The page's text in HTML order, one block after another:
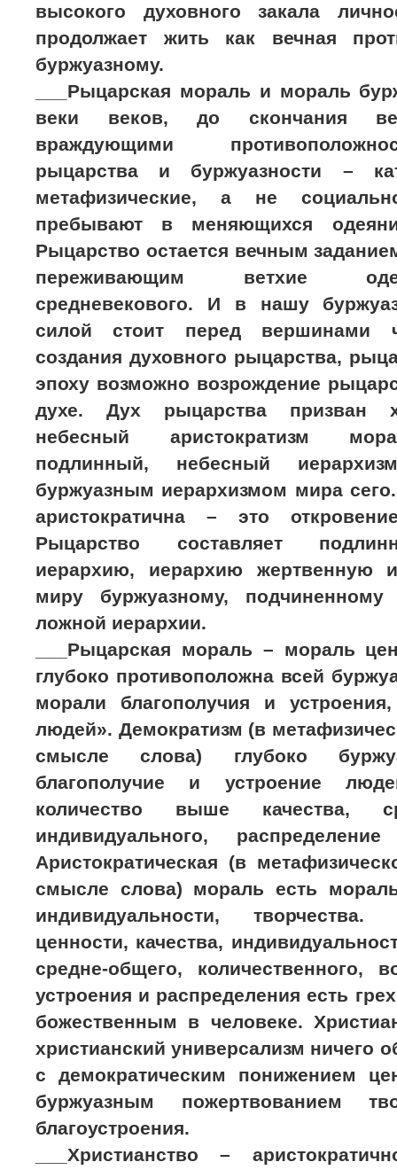
высокого духовного закала
продолжает жить как вечная
буржуазному.
___Рыцарская мораль и мораль
веки веков, до скончания
враждующими
рыцарства и буржуазности –
метафизические, а не
пребывают в меняющихся
Рыцарство остается вечным
переживающим ветхие
средневекового. И в нашу
силой стоит перед вершинами
создания духовного рыцарства,
эпоху возможно возрождение
духе. Дух рыцарства призван
небесный аристократизм
подлинный, небесный
буржуазным иерархизмом мира
аристократична – это
Рыцарство составляет
иерархию, иерархию жертвенную
миру буржуазному,
ложной иерархии.
___Рыцарская мораль – мораль
глубоко противоположна всей
морали благополучия и
людей». Демократизм (в
смысле слова) глубоко
благополучие и устроение
количество выше качества,
индивидуального,
Аристократическая (в
смысле слова) мораль есть мораль
индивидуальности,
ценности, качества,
средне-общего, количественного,
устроения и распределения есть
божественным в человеке.
христианский универсализм ничего
с демократическим понижением
буржуазным пожертвованием
благоустроения.
___Христианство –